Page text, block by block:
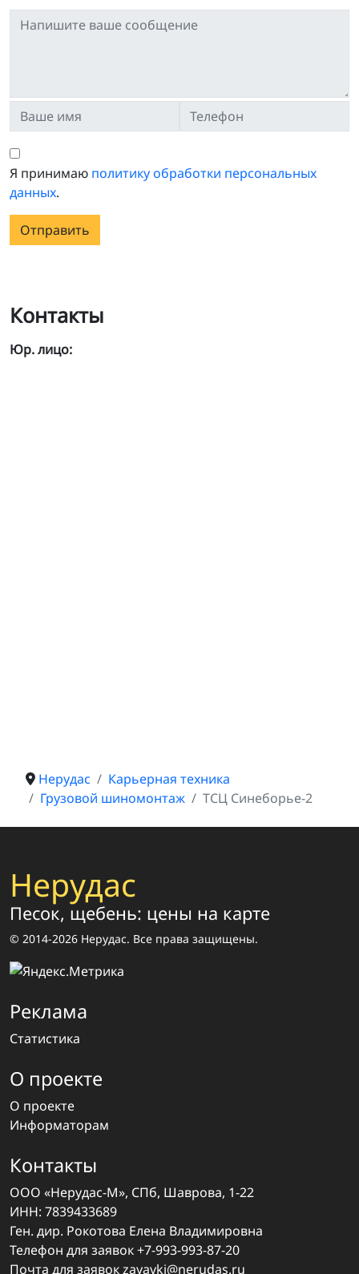
Я принимаю политику обработки персональных
данных.
Отправить
Контакты
Юр. лицо:
Нерудас
Карьерная техника
Грузовой шиномонтаж
ТСЦ Синеборье-2
Нерудас
Песок, щебень: цены на карте
© 2014-2026 Нерудас. Все права защищены.
Реклама
Статистика
О проекте
О проекте
Информаторам
Контакты
ООО «Нерудас-М», СПб, Шаврова, 1-22
ИНН: 7839433689
Ген. дир. Рокотова Елена Владимировна
Телефон для заявок+7-993-993-87-20
Почта для заявокzayavki@nerudas.ru